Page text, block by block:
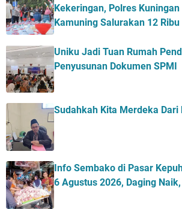
Kekeringan, Polres
Kamuning Salurakan 12
Uniku Jadi Tuan Rumah
Penyusunan Dokumen SPMI
Sudahkah Kita Merdeka Dari
Info Sembako di Pasar
6 Agustus 2026, Daging